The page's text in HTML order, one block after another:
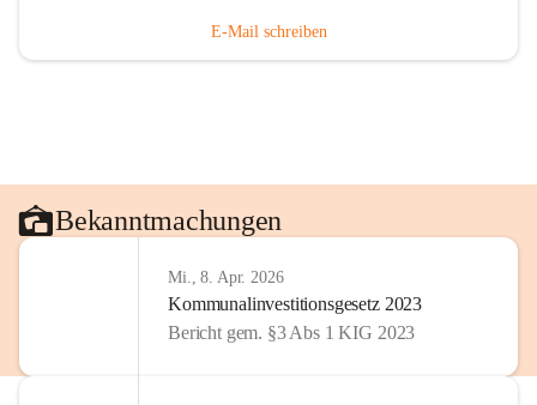
E-Mail schreiben
Bekanntmachungen
Mi., 8. Apr. 2026
Kommunalinvestitionsgesetz 2023
Bericht gem. §3 Abs 1 KIG 2023